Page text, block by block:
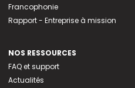
Francophonie
Rapport - Entreprise à mission
NOS RESSOURCES
FAQ et support
Actualités